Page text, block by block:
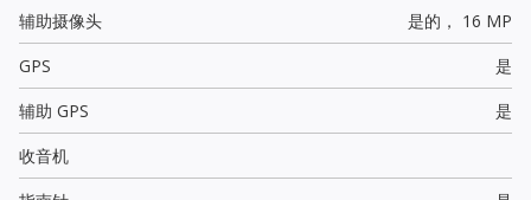
辅助摄像头
是的， 16 MP
GPS
是
辅助 GPS
是
收音机